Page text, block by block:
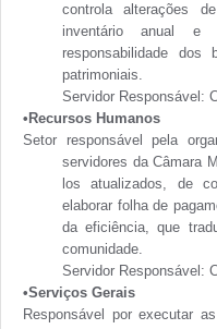
controla alterações
inventário anual e
responsabilidade
patrimoniais.
Servidor Responsável:
•Recursos Humanos
Setor responsável pela
servidores da Câmara
los atualizados, de
elaborar folha de
da eficiência, que
comunidade.
Servidor Responsável:
•Serviços Gerais
Responsável por executar